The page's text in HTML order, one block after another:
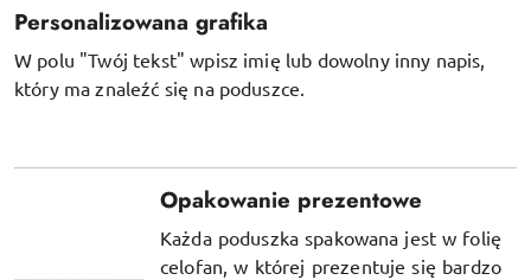
Personalizowana grafika
W polu "Twój tekst" wpisz imię lub dowolny inny napis,
który ma znaleźć się na poduszce.
Opakowanie prezentowe
Każda poduszka spakowana jest w folię
celofan, w której prezentuje się bardzo